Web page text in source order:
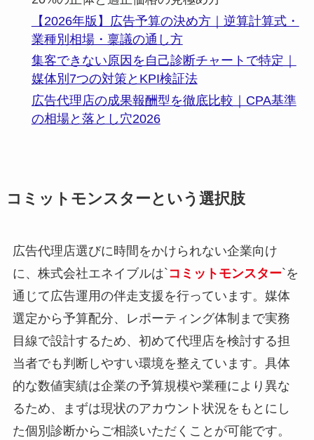
【2026年版】広告予算の決め方｜逆算計算式・
業種別相場・稟議の通し方
集客できない原因を自己診断チャートで特定｜
媒体別7つの対策とKPI検証法
広告代理店の成果報酬型を徹底比較｜CPA基準
の相場と落とし穴2026
コミットモンスターという選択肢
広告代理店選びに時間をかけられない企業向け
に、株式会社エネイブルは`コミットモンスター`を
通じて広告運用の伴走支援を行っています。媒体
選定から予算配分、レポーティング体制まで実務
目線で設計するため、初めて代理店を検討する担
当者でも判断しやすい環境を整えています。具体
的な数値実績は企業の予算規模や業種により異な
るため、まずは現状のアカウント状況をもとにし
た個別診断からご相談いただくことが可能です。